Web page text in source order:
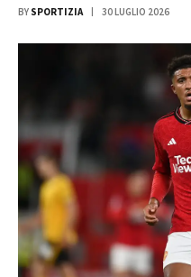
BY SPORTIZIA 30 LUGLIO 2026